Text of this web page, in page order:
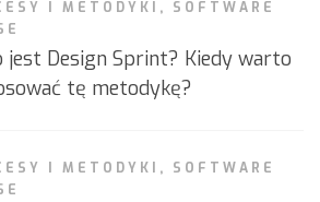
I METODYKI , SOFTWARE
jest Design Sprint? Kiedy warto
tę metodykę?
I METODYKI , SOFTWARE